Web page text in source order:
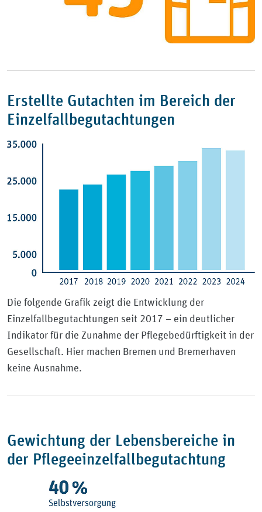
Erstellte Gutachten im Bereich der
Einzelfallbegutachtungen
Die folgende Grafik zeigt die Entwicklung der
Einzelfallbegutachtungen seit 2017 – ein deutlicher
Indikator für die Zunahme der Pflegebedürftigkeit in der
Gesellschaft. Hier machen Bremen und Bremerhaven
keine Ausnahme.
Gewichtung der Lebensbereiche in
der Pflegeeinzelfallbegutachtung